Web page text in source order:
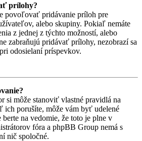
prílohy?
povoľovať pridávanie príloh pre
alebo skupiny. Pokiaľ nemáte
z jednej z týchto možností, alebo
zabraňujú pridávať prílohy, nezobrazí sa
odosielaní príspevkov.
si môže stanoviť vlastné pravidlá na
ich porušíte, môže vám byť udelené
berte na vedomie, že toto je plne v
fóra a phpBB Group nemá s
nič spoločné.